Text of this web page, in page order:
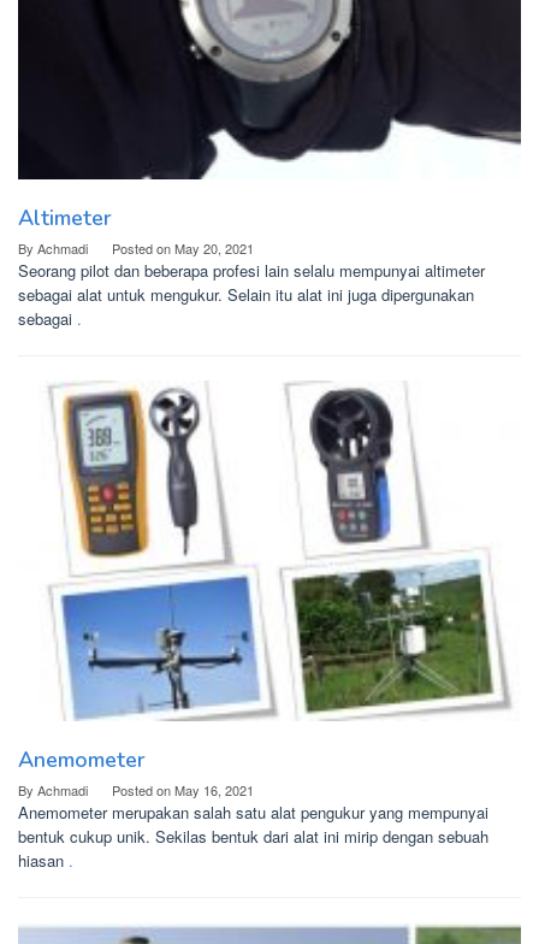
Altimeter
By Achmadi Posted onMay 20, 2021
Seorang pilot dan beberapa profesi lain selalu mempunyai altimeter
sebagai alat untuk mengukur. Selain itu alat ini juga dipergunakan
sebagai .
Anemometer
By Achmadi Posted onMay 16, 2021
Anemometer merupakan salah satu alat pengukur yang mempunyai
bentuk cukup unik. Sekilas bentuk dari alat ini mirip dengan sebuah
hiasan .